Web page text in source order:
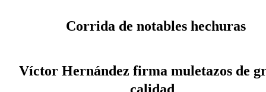
Corrida de notables hechuras
Víctor Hernández firma muletazos de